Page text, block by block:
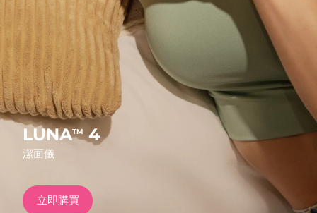
LUNATM4
潔面儀
立即購買
FAQ™ Dual LED Panel
熱門產品
特別優惠
英國 預計送達日期8/9/26
西班牙 8/9/26
澳洲 預計送達日期 8/12/26
法國 預計送達日期
德國 預計送達日期
加拿大 預計送達日期 8/13/26